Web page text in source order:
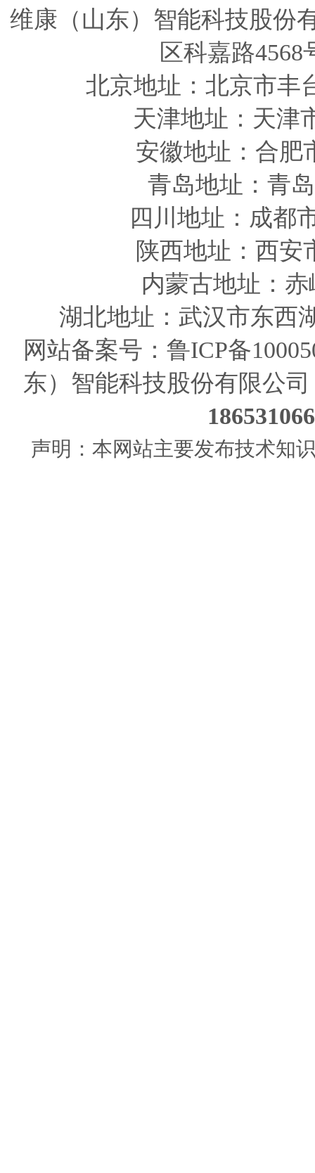
维康（山东）智能科技股
区科嘉路
北京地址：北京市丰
天津地址 ：天津
安徽地址 ：合
青岛地址 ：青
四川 地址 ：成都
陕西地址 ：西
内蒙古地址：
湖北地址：武汉市东西
网站备案号： 鲁ICP备
东）智能科技股份有限公司
声明：本网站主要发布技术知